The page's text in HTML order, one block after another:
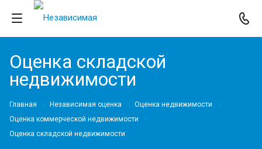
Оценка складской
недвижимости
Главная Независимая оценка
Оценка недвижимости
Оценка коммерческой недвижимости
Оценка складской недвижимости